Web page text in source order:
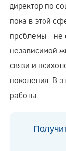
директор по
пока в этой
проблемы - не
независимой
связи и
поколения. В
работы.